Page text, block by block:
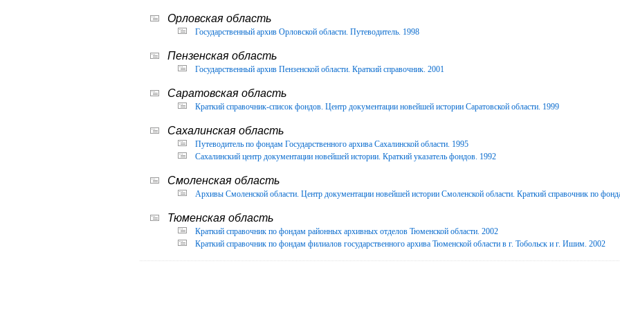
Орловская область
Государственный архив Орловской области. Путеводитель. 1998
Пензенская область
Государственный архив Пензенской области. Краткий справочник. 2001
Саратовская область
Краткий справочник-список фондов. Центр документации новейшей истории Саратовской области. 1999
Сахалинская область
Путеводитель по фондам Государственного архива Сахалинской области. 1995
Сахалинский центр документации новейшей истории. Краткий указатель фондов. 1992
Смоленская область
Архивы Смоленской области. Центр документации новейшей истории Смоленской области. Краткий справочник по
Тюменская область
Краткий справочник по фондам районных архивных отделов Тюменской области. 2002
Краткий справочник по фондам филиалов государственного архива Тюменской области в г. Тобольск и г. Ишим. 2002